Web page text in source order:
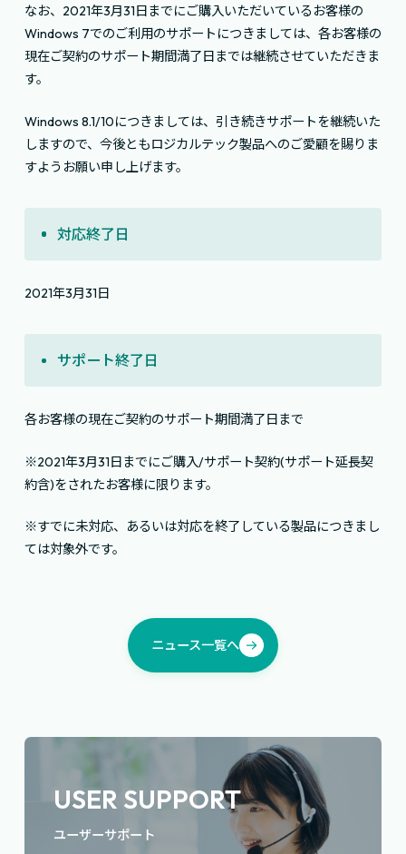
なお、2021年3月31日までにご購入いただいているお客様の
Windows 7でのご利用のサポートにつきましては、各お客様の
現在ご契約のサポート期間満了日までは継続させていただきま
す。
Windows 8.1/10につきましては、引き続きサポートを継続いた
しますので、今後ともロジカルテック製品へのご愛顧を賜りま
すようお願い申し上げます。
対応終了日
2021年3月31日
サポート終了日
各お客様の現在ご契約のサポート期間満了日まで
※2021年3月31日までにご購入/サポート契約(サポート延長契
約含)をされたお客様に限ります。
※すでに未対応、あるいは対応を終了している製品につきまし
ては対象外です。
ニュース一覧へ
USER SUPPORT
ユーザーサポート